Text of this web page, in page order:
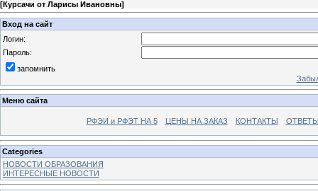
[Курсачи от Ларисы Ивановны]
Вход на сайт
Логин:
Пароль:
запомнить
Меню сайта
РФЭИ и РФЭТ НА 5 ЦЕНЫ НА ЗАКАЗ КОНТАКТЫ
Categories
НОВОСТИ ОБРАЗОВАНИЯ
ИНТЕРЕСНЫЕ НОВОСТИ